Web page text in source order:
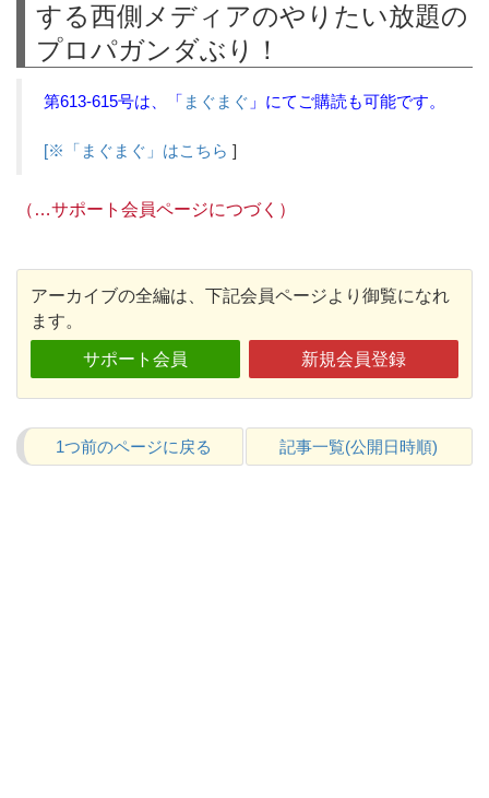
する西側メディアのやりたい放題の
プロパガンダぶり！
第613-615号は、「 まぐまぐ 」にてご購読も可能です。
[※「まぐまぐ」はこちら ]
（…サポート会員ページにつづく）
アーカイブの全編は、下記会員ページより御覧になれ
ます。
サポート会員 新規会員登録
1つ前のページに戻る 記事一覧(公開日時順)